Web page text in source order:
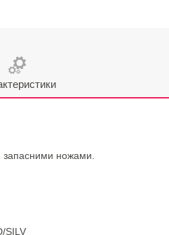
запасними ножами.
SILV